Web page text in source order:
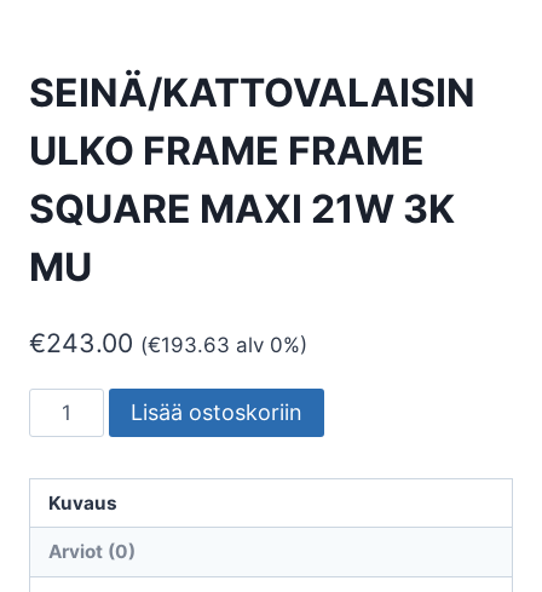
SEINÄ/KATTOVALAISIN
ULKO FRAME FRAME
SQUARE MAXI 21W 3K
MU
€243.00 (€193.63 alv 0%)
SEINÄ/KATTOVALAISIN
ULKO
FRAME
SQUARE
Lisää ostoskoriin
Kuvaus
Arviot (0)